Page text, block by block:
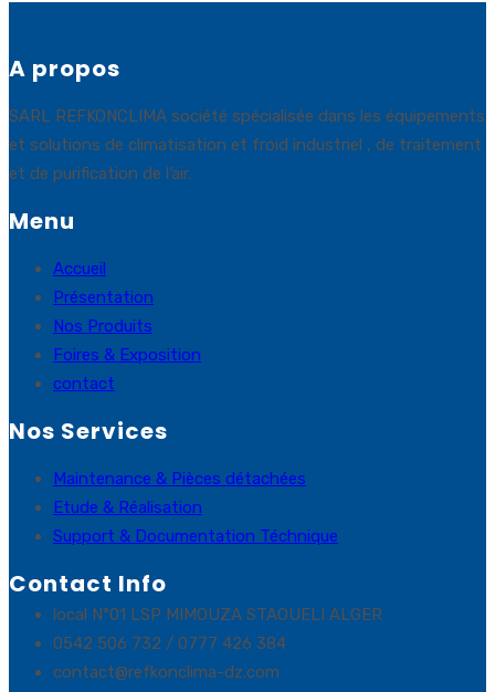
A propos
SARL REFKONCLIMA société spécialisée dans les équipements
et solutions de climatisation et froid industriel , de traitement
et de purification de l’air.
Menu
Accueil
Présentation
Nos Produits
Foires & Exposition
contact
Nos Services
Maintenance & Pièces détachées
Etude & Réalisation
Support & Documentation Téchnique
Contact Info
local N°01 LSP MIMOUZA STAOUELI ALGER
0542 506 732 / 0777 426 384
contact@refkonclima-dz.com